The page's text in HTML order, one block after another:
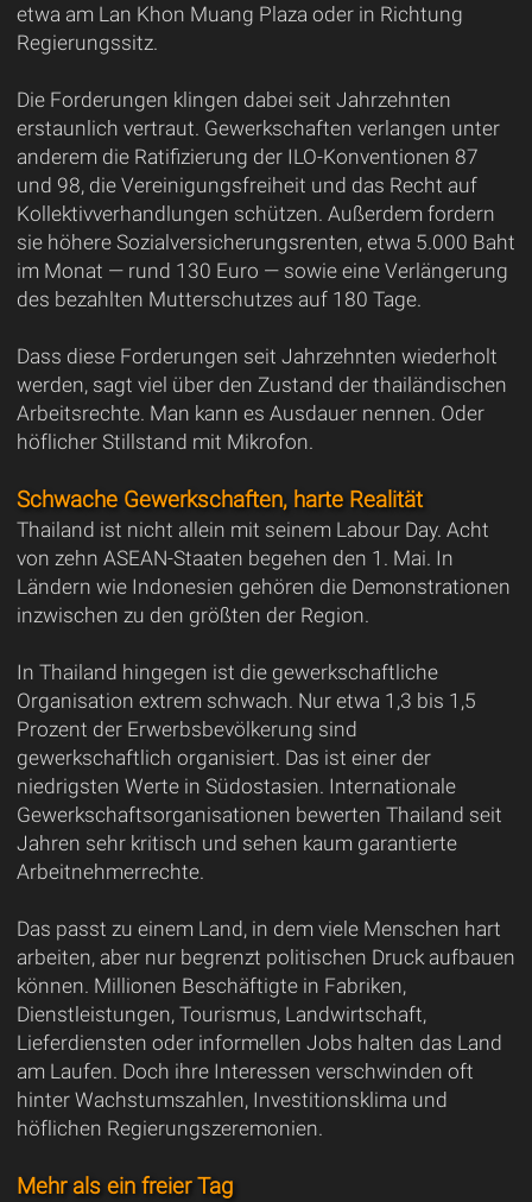
etwa am Lan Khon Muang Plaza oder in Richtung
Regierungssitz.
Die Forderungen klingen dabei seit Jahrzehnten
erstaunlich vertraut. Gewerkschaften verlangen unter
anderem die Ratifizierung der ILO-Konventionen 87
und 98, die Vereinigungsfreiheit und das Recht auf
Kollektivverhandlungen schützen. Außerdem fordern
sie höhere Sozialversicherungsrenten, etwa 5.000 Baht
im Monat — rund 130 Euro — sowie eine Verlängerung
des bezahlten Mutterschutzes auf 180 Tage.
Dass diese Forderungen seit Jahrzehnten wiederholt
werden, sagt viel über den Zustand der thailändischen
Arbeitsrechte. Man kann es Ausdauer nennen. Oder
höflicher Stillstand mit Mikrofon.
Schwache Gewerkschaften, harte Realität
Thailand ist nicht allein mit seinem Labour Day. Acht
von zehn ASEAN-Staaten begehen den 1. Mai. In
Ländern wie Indonesien gehören die Demonstrationen
inzwischen zu den größten der Region.
In Thailand hingegen ist die gewerkschaftliche
Organisation extrem schwach. Nur etwa 1,3 bis 1,5
Prozent der Erwerbsbevölkerung sind
gewerkschaftlich organisiert. Das ist einer der
niedrigsten Werte in Südostasien. Internationale
Gewerkschaftsorganisationen bewerten Thailand seit
Jahren sehr kritisch und sehen kaum garantierte
Arbeitnehmerrechte.
Das passt zu einem Land, in dem viele Menschen hart
arbeiten, aber nur begrenzt politischen Druck aufbauen
können. Millionen Beschäftigte in Fabriken,
Dienstleistungen, Tourismus, Landwirtschaft,
Lieferdiensten oder informellen Jobs halten das Land
am Laufen. Doch ihre Interessen verschwinden oft
hinter Wachstumszahlen, Investitionsklima und
höflichen Regierungszeremonien.
Mehr als ein freier Tag